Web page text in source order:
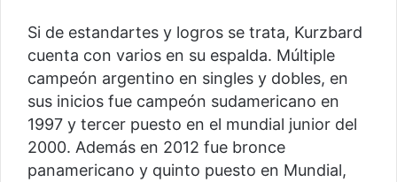
Si de estandartes y logros se trata, Kurzbard
cuenta con varios en su espalda. Múltiple
campeón argentino en singles y dobles, en
sus inicios fue campeón sudamericano en
1997 y tercer puesto en el mundial junior del
2000. Además en 2012 fue bronce
panamericano y quinto puesto en Mundial,